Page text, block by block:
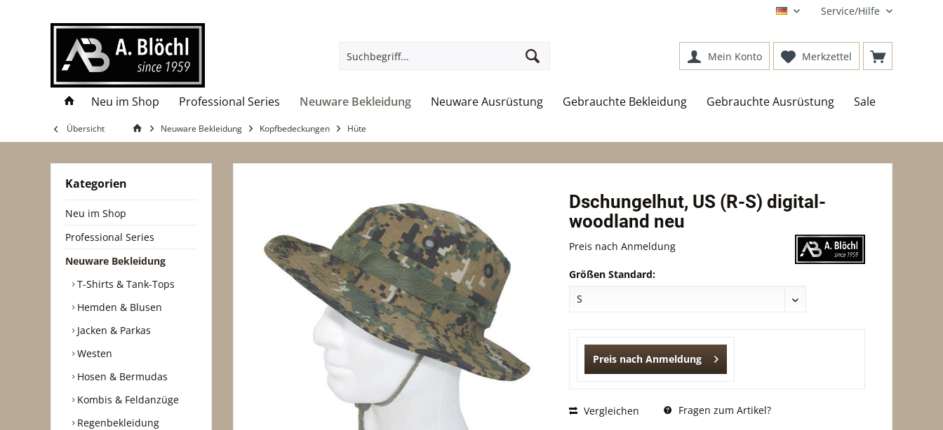
DE Service/Hilfe
Merkzettel
Mein Konto
Neu im Shop Professional Series Neuware Bekleidung Neuware Ausrüstung Gebrauchte Bekleidung Gebrauchte Ausrüstung Sale
Übersicht Neuware Bekleidung Kopfbedeckungen Hüte
Kategorien
Neu im Shop
Professional Series
Neuware Bekleidung
T-Shirts & Tank-Tops
Hemden & Blusen
Jacken & Parkas
Westen
Hosen & Bermudas
Kombis & Feldanzüge
Regenbekleidung
Dschungelhut, US (R-S) digital-
woodland neu
Preis nach Anmeldung
Größen Standard:
Preis nach Anmeldung
Vergleichen Fragen zum Artikel?